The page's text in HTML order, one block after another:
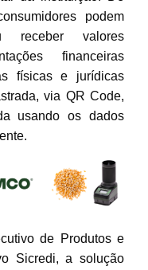
podem
receber valores
financeiras
físicas e jurídicas
via QR Code,
usando os dados
de Produtos e
Sicredi, a solução